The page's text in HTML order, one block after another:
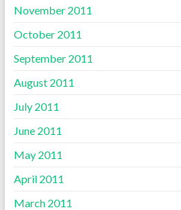
November 2011
October 2011
September 2011
August 2011
July 2011
June 2011
May 2011
April 2011
March 2011